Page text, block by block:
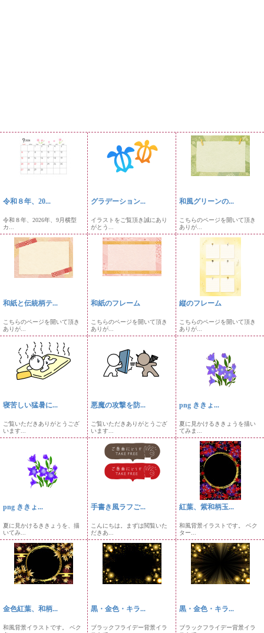
令和８年、20...
令和８年、2026年、9月横型
カ...
グラデーション...
イラストをご覧頂き誠にあり
がとう...
和風グリーンの...
こちらのページを開いて頂き
ありが...
和紙と伝統柄テ...
こちらのページを開いて頂き
ありが...
和紙のフレーム
こちらのページを開いて頂き
ありが...
縦のフレーム
こちらのページを開いて頂き
ありが...
寝苦しい猛暑に...
ご覧いただきありがとうござ
います...
悪魔の攻撃を防...
ご覧いただきありがとうござ
います...
png ききょ...
夏に見かけるききょうを描い
てみま...
png ききょ...
夏に見かけるききょうを、描
いてみ...
手書き風ラフご...
こんにちは。まずは閲覧いた
だきあ...
紅葉、紫和柄玉...
和風背景イラストです。 ベク
ター...
金色紅葉、和柄...
和風背景イラストです。 ベク
黒・金色・キラ...
ブラックフライデー背景イラ
黒・金色・キラ...
ブラックフライデー背景イラ